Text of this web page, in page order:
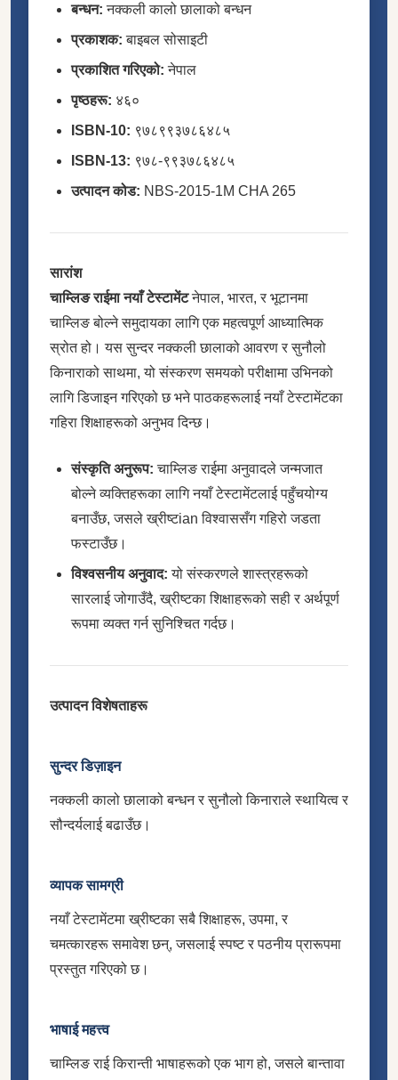
बन्धन: नक्कली कालो छालाको बन्धन
प्रकाशक: बाइबल सोसाइटी
प्रकाशित गरिएको: नेपाल
पृष्ठहरू: ४६०
ISBN-10: ९७८९९३७८६४८५
ISBN-13: ९७८-९९३७८६४८५
उत्पादन कोड: NBS-2015-1M CHA 265
सारांश
चाम्लिङ राईमा नयाँ टेस्टामेंटनेपाल, भारत, र भूटानमा
चाम्लिङ बोल्ने समुदायका लागि एक महत्वपूर्ण आध्यात्मिक
स्रोत हो। यस सुन्दर नक्कली छालाको आवरण र सुनौलो
किनाराको साथमा, यो संस्करण समयको परीक्षामा उभिनको
लागि डिजाइन गरिएको छ भने पाठकहरूलाई नयाँ टेस्टामेंटका
गहिरा शिक्षाहरूको अनुभव दिन्छ।
संस्कृति अनुरूप: चाम्लिङ राईमा अनुवादले जन्मजात
बोल्ने व्यक्तिहरूका लागि नयाँ टेस्टामेंटलाई पहुँचयोग्य
बनाउँछ, जसले ख्रीष्टian विश्वाससँग गहिरो जडता
फस्टाउँछ।
विश्वसनीय अनुवाद: यो संस्करणले शास्त्रहरूको
सारलाई जोगाउँदै, ख्रीष्टका शिक्षाहरूको सही र अर्थपूर्ण
रूपमा व्यक्त गर्न सुनिश्चित गर्दछ।
उत्पादन विशेषताहरू
सुन्दर डिज़ाइन
नक्कली कालो छालाको बन्धन र सुनौलो किनाराले स्थायित्व र
सौन्दर्यलाई बढाउँछ।
व्यापक सामग्री
नयाँ टेस्टामेंटमा ख्रीष्टका सबै शिक्षाहरू, उपमा, र
चमत्कारहरू समावेश छन्, जसलाई स्पष्ट र पठनीय प्रारूपमा
प्रस्तुत गरिएको छ।
भाषाई महत्त्व
चाम्लिङ राई किरान्ती भाषाहरूको एक भाग हो, जसले बान्तावा